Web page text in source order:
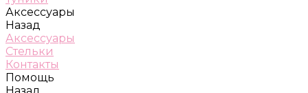
Аксессуары
Назад
Аксессуары
Стельки
Контакты
Помощь